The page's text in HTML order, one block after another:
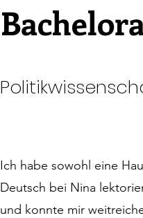
Ich habe sowohl eine
Deutsch bei Nina
und konnte mir